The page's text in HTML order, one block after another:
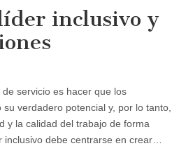
inclusivo y
servicio es hacer que los
verdadero potencial y, por lo tanto,
y la calidad del trabajo de forma
debe centrarse en crear…